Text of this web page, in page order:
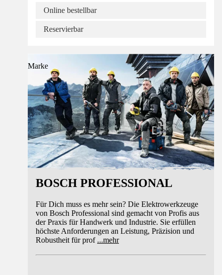
Online bestellbar
Reservierbar
Marke
BOSCH PROFESSIONAL
Für Dich muss es mehr sein? Die Elektrowerkzeuge
von Bosch Professional sind gemacht von Profis aus
der Praxis für Handwerk und Industrie. Sie erfüllen
höchste Anforderungen an Leistung, Präzision und
Robustheit für prof ...mehr